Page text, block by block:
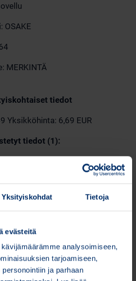
Yksityiskohdat Tietoja
evästeitä
analysoimiseen,
tarjoamiseen,
ja parhaan
OSAKE
MERKINTÄ
tiedot
Yksikköhinta: 6,69 EUR
tiedot (1):